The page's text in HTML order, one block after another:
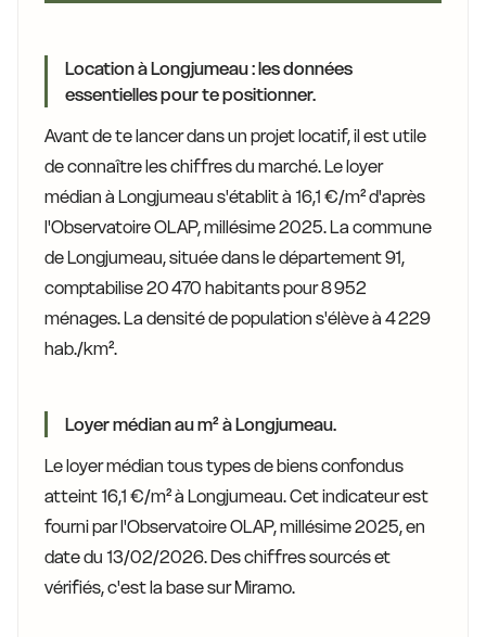
Location à Longjumeau : les données
essentielles pour te positionner.
Avant de te lancer dans un projet locatif, il est utile
de connaître les chiffres du marché. Le loyer
médian à Longjumeau s'établit à 16,1 €/m² d'après
l'Observatoire OLAP, millésime 2025. La commune
de Longjumeau, située dans le département 91,
comptabilise 20 470 habitants pour 8 952
ménages. La densité de population s'élève à 4 229
hab./km².
Loyer médian au m² à Longjumeau.
Le loyer médian tous types de biens confondus
atteint 16,1 €/m² à Longjumeau. Cet indicateur est
fourni par l'Observatoire OLAP, millésime 2025, en
date du 13/02/2026. Des chiffres sourcés et
vérifiés, c'est la base sur Miramo.